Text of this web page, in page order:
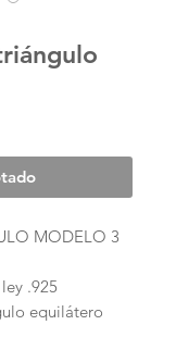
MODELO 3
.925
equilátero